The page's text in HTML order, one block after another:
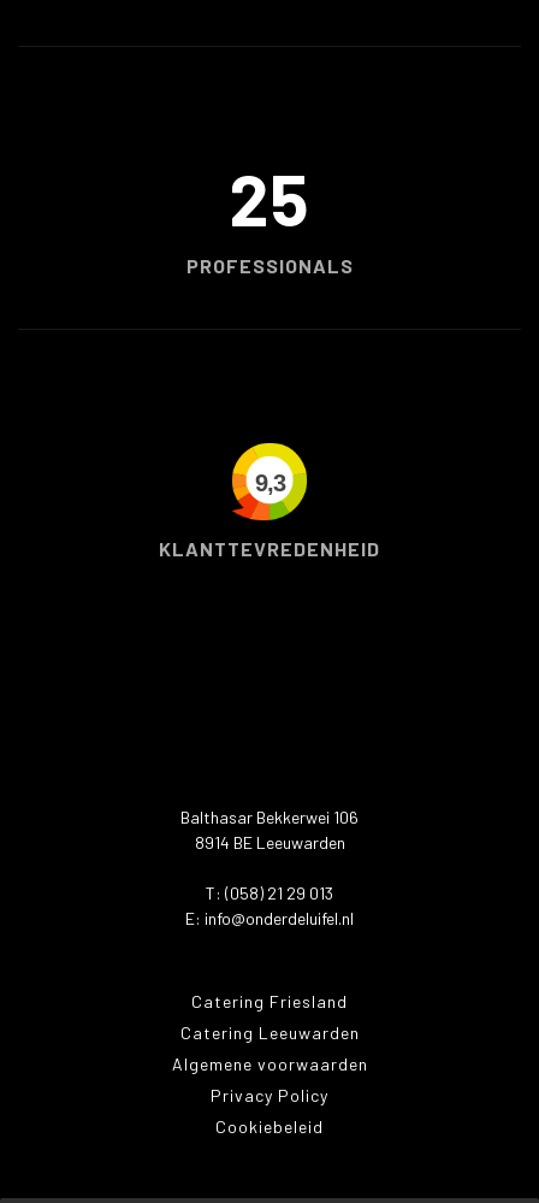
25
PROFESSIONALS
9,3
KLANTTEVREDENHEID
Balthasar Bekkerwei 106
8914 BE Leeuwarden
T: (058) 21 29 013
E: info@onderdeluifel.nl
Catering Friesland
Catering Leeuwarden
Algemene voorwaarden
Privacy Policy
Cookiebeleid